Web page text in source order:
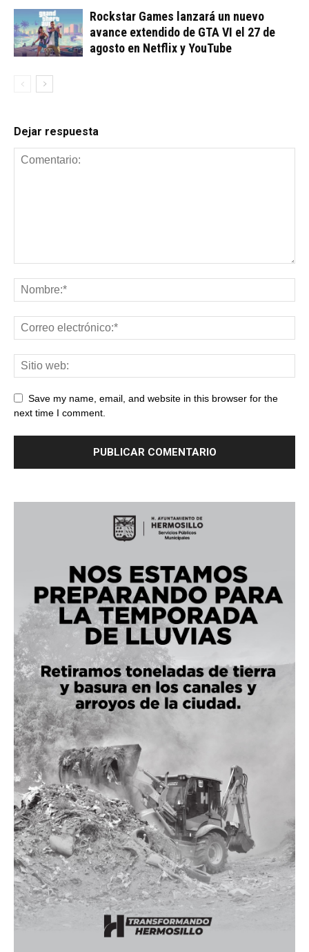
Rockstar Games lanzará un nuevo
avance extendido de GTA VI el 27 de
agosto en Netflix y YouTube
Dejar respuesta
Save my name, email, and website in this browser for the
next time I comment.